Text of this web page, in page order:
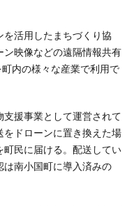
活用したまちづくり協
映像などの遠隔情報共有
内の様々な産業で利用で
援事業として運営されて
ドローンに置き換えた場
民に届ける。配送してい
は南小国町に導入済みの